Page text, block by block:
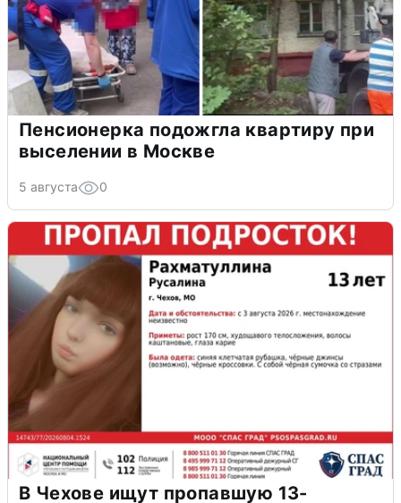
Пенсионерка подожгла квартиру при
выселении в Москве
5 августа 0
В Чехове ищут пропавшую 13-